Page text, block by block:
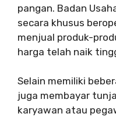
pangan. Badan
secara khusus
menjual produk-
harga telah naik
Selain memiliki
juga membayar
karyawan atau